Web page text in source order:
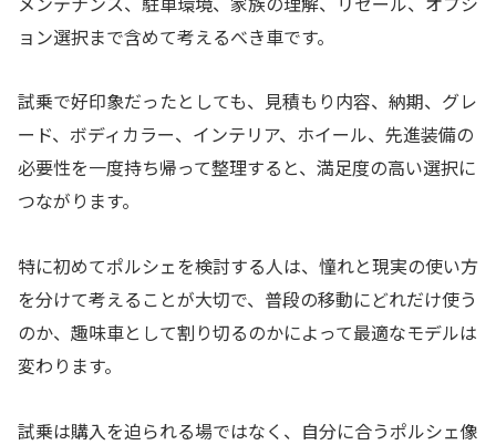
ョン選択まで含めて考えるべき車です。
試乗で好印象だったとしても、見積もり内容、納期、グレ
ード、ボディカラー、インテリア、ホイール、先進装備の
必要性を一度持ち帰って整理すると、満足度の高い選択に
つながります。
特に初めてポルシェを検討する人は、憧れと現実の使い方
を分けて考えることが大切で、普段の移動にどれだけ使う
のか、趣味車として割り切るのかによって最適なモデルは
変わります。
試乗は購入を迫られる場ではなく、自分に合うポルシェ像